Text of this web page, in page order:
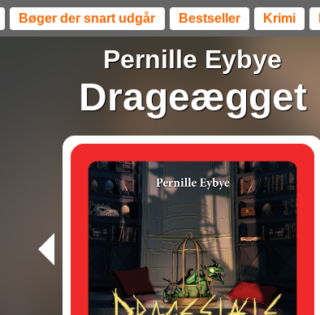
Bøger der snart udgår Bestseller Krimi
Pernille Eybye
Drageægget